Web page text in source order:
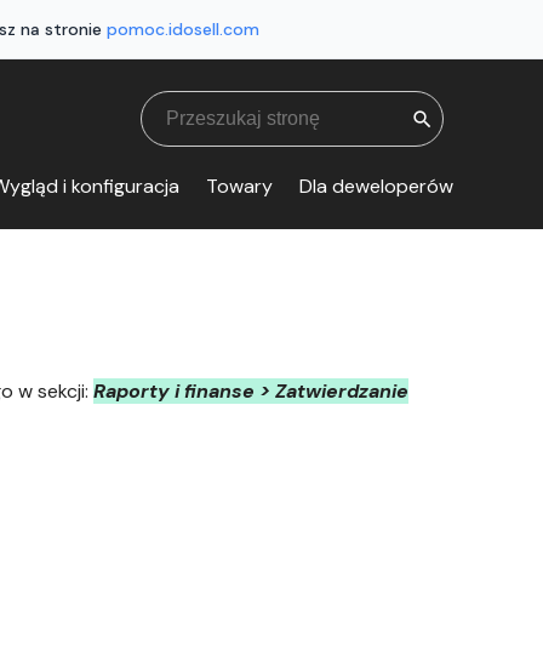
na stronie pomoc.idosell.com
search
i konfiguracja Towary Dla deweloperów
w sekcji: Raporty i finanse > Zatwierdzanie